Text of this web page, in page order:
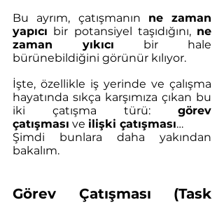
Bu ayrım, çatışmanın ne zaman
yapıcı bir potansiyel taşıdığını, ne
zaman yıkıcı bir hale
bürünebildiğini görünür kılıyor.
İşte, özellikle iş yerinde ve çalışma
hayatında sıkça karşımıza çıkan bu
iki çatışma türü: görev
çatışması ve ilişki çatışması…
Şimdi bunlara daha yakından
bakalım.
Görev Çatışması (Task